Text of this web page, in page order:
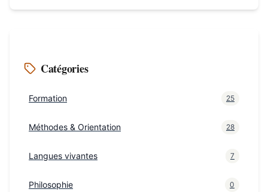
Catégories
Formation 25
Méthodes & Orientation 28
Langues vivantes 7
Philosophie 0